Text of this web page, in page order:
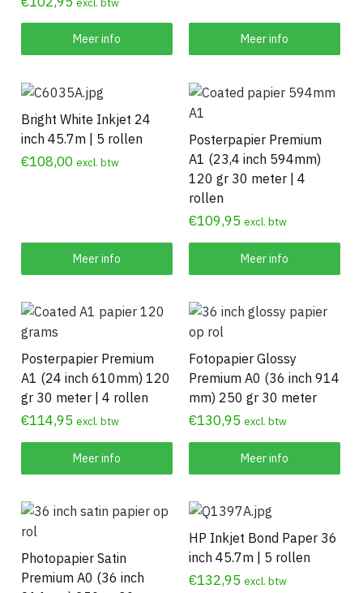
Meer info Meer info
Bright White Inkjet 24
inch 45.7m | 5 rollen
€108,00 excl. btw
Meer info
Posterpapier Premium
A1 (23,4 inch 594mm)
120 gr 30 meter | 4
rollen
€109,95 excl. btw
Meer info
Posterpapier Premium
A1 (24 inch 610mm) 120
gr 30 meter | 4 rollen
€114,95 excl. btw
Meer info
Fotopapier Glossy
Premium A0 (36 inch 914
mm) 250 gr 30 meter
€130,95 excl. btw
Meer info
Photopapier Satin
Premium A0 (36 inch
HP Inkjet Bond Paper 36
inch 45.7m | 5 rollen
€132,95 excl. btw